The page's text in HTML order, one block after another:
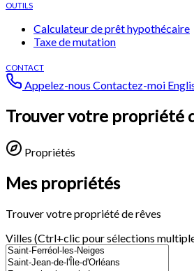
OUTILS
Calculateur de prêt hypothécaire
Taxe de mutation
CONTACT
Appelez-nous Contactez-moi
Trouver votre propriété
Propriétés
Mes propriétés
Trouver votre propriété de rêves
Villes (Ctrl+clic pour sélections